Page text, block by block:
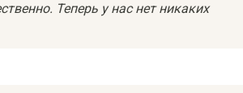
Теперь у нас нет никаких